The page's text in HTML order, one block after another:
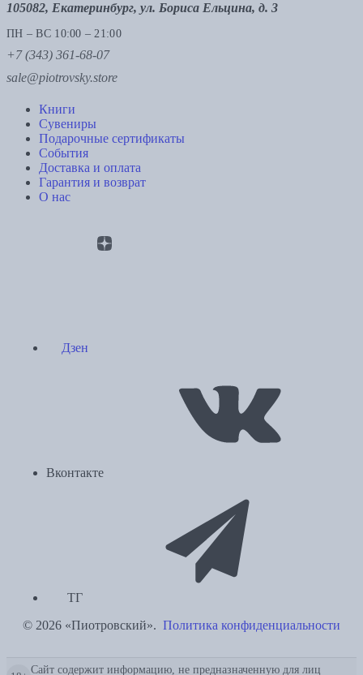
105082, Екатеринбург, ул. Бориса Ельцина, д. 3
ПН – ВС 10:00 – 21:00
+7 (343) 361-68-07
sale@piotrovsky.store
Книги
Сувениры
Подарочные сертификаты
События
Доставка и оплата
Гарантия и возврат
О нас
Дзен
Вконтакте
ТГ
© 2026 «Пиотровский». Политика конфиденциальности
Сайт содержит информацию, не предназначенную для лиц